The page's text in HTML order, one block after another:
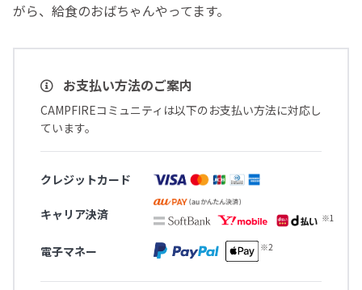
がら、給食のおばちゃんやってます。
お支払い方法のご案内
CAMPFIREコミュニティは以下のお支払い方法に対応し
ています。
クレジットカード
キャリア決済
電子マネー